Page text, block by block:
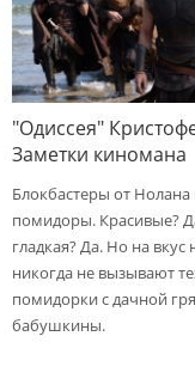
"Одиссея"
Заметки киномана
Блокбастеры от
помидоры. Красивые?
гладкая? Да. Но на
никогда не вызывают
помидорки с дачной
бабушкины.